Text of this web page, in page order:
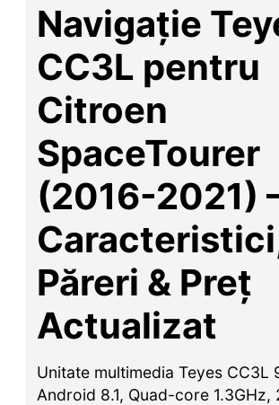
Navigație
CC3L pentru
Citroen
SpaceTourer
(2016-2021)
Păreri & Preț
Actualizat
Unitate multimedia Teyes CC3L
Android 8.1, Quad-core 1.3GHz,